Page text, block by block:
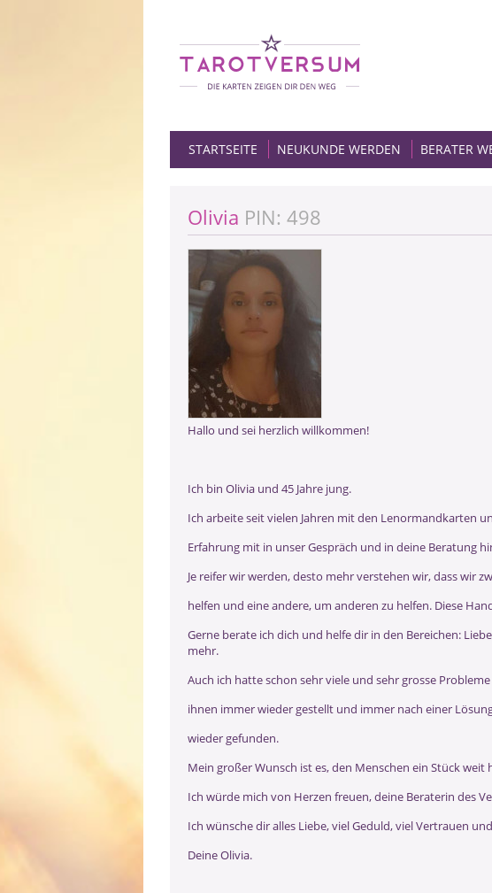
STARTSEITE NEUKUNDE WERDEN BERATER
Olivia PIN: 498
Hallo und sei herzlich willkommen!
Ich bin Olivia und 45 Jahre jung.
Ich arbeite seit vielen Jahren mit den Lenormandkarten
Erfahrung mit in unser Gespräch und in deine Beratung
Je reifer wir werden, desto mehr verstehen wir, dass wir
helfen und eine andere, um anderen zu helfen. Diese
Gerne berate ich dich und helfe dir in den Bereichen:
mehr.
Auch ich hatte schon sehr viele und sehr grosse
ihnen immer wieder gestellt und immer nach einer
wieder gefunden.
Mein großer Wunsch ist es, den Menschen ein Stück weit
Ich würde mich von Herzen freuen, deine Beraterin des
Ich wünsche dir alles Liebe, viel Geduld, viel Vertrauen
Deine Olivia.